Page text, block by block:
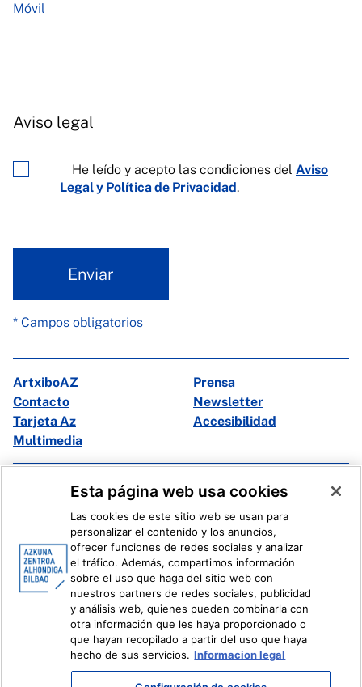
Móvil
Aviso legal
He leído y acepto las condiciones del Aviso
Legal y Política de Privacidad.
Enviar
* Campos obligatorios
ArtxiboAZ
Prensa
Contacto
Newsletter
Tarjeta Az
Accesibilidad
Multimedia
Facebook
X
Ivoox
Información legal Sistema Interno de Información
Esta página web usa cookies
Las cookies de este sitio web se usan para
personalizar el contenido y los anuncios,
ofrecer funciones de redes sociales y analizar
el tráfico. Además, compartimos información
sobre el uso que haga del sitio web con
nuestros partners de redes sociales, publicidad
y análisis web, quienes pueden combinarla con
otra información que les haya proporcionado o
que hayan recopilado a partir del uso que haya
hecho de sus servicios. Informacion legal